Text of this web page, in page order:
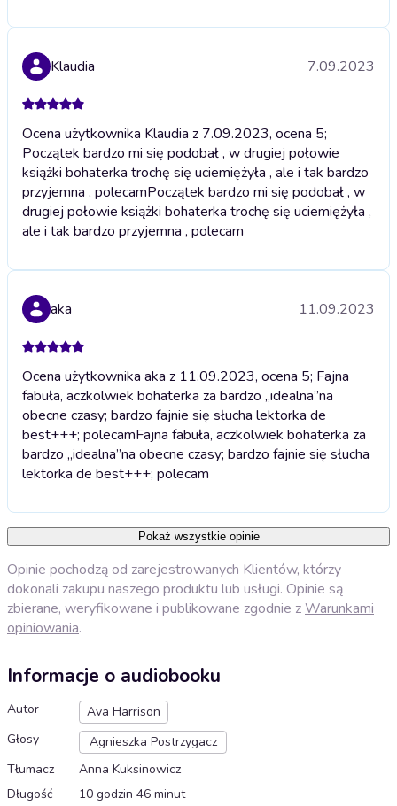
Klaudia 7.09.2023
Ocena użytkownika Klaudia z 7.09.2023, ocena 5;
Początek bardzo mi się podobał , w drugiej połowie
książki bohaterka trochę się uciemiężyła , ale i tak bardzo
przyjemna , polecamPoczątek bardzo mi się podobał , w
drugiej połowie książki bohaterka trochę się uciemiężyła ,
ale i tak bardzo przyjemna , polecam
aka 11.09.2023
Ocena użytkownika aka z 11.09.2023, ocena 5; Fajna
fabuła, aczkolwiek bohaterka za bardzo „idealna”na
obecne czasy; bardzo fajnie się słucha lektorka de
best+++; polecamFajna fabuła, aczkolwiek bohaterka za
bardzo „idealna”na obecne czasy; bardzo fajnie się słucha
lektorka de best+++; polecam
Pokaż wszystkie opinie
Opinie pochodzą od zarejestrowanych Klientów, którzy
dokonali zakupu naszego produktu lub usługi. Opinie są
zbierane, weryfikowane i publikowane zgodnie zWarunkami
opiniowania.
Informacje o audiobooku
Autor
Ava Harrison
Głosy
Agnieszka Postrzygacz
Tłumacz
Anna Kuksinowicz
Długość
10 godzin 46 minut